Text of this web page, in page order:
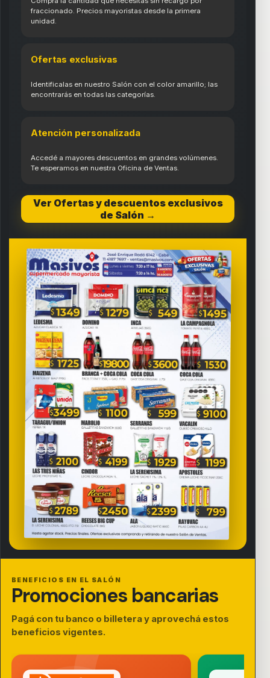
fraccionado. Precios mayoristas desde la primera
unidad.
Ofertas exclusivas
Identificalas en nuestro Salón con el color amarillo; las
encontrarás en todas las categorías.
Atención personalizada
Accedé a mayores descuentos en grandes volúmenes.
Te esperamos en nuestra Oficina de Ventas.
Ver Ofertas y descuentos exclusivos
de Salón →
BENEFICIOS EN EL SALÓN
Promociones bancarias
Pagá con tu banco o billetera y aprovechá estos
beneficios vigentes.